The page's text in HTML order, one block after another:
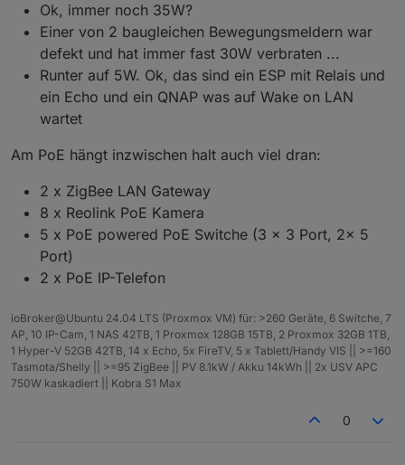
Ok, immer noch 35W?
Einer von 2 baugleichen Bewegungsmeldern war
defekt und hat immer fast 30W verbraten ...
Runter auf 5W. Ok, das sind ein ESP mit Relais und
ein Echo und ein QNAP was auf Wake on LAN
wartet
Am PoE hängt inzwischen halt auch viel dran:
2 x ZigBee LAN Gateway
8 x Reolink PoE Kamera
5 x PoE powered PoE Switche (3 x 3 Port, 2x 5
Port)
2 x PoE IP-Telefon
ioBroker@Ubuntu 24.04 LTS (Proxmox VM) für: >260 Geräte, 6 Switche, 7
AP, 10 IP-Cam, 1 NAS 42TB, 1 Proxmox 128GB 15TB, 2 Proxmox 32GB 1TB,
1 Hyper-V 52GB 42TB, 14 x Echo, 5x FireTV, 5 x Tablett/Handy VIS || >=160
Tasmota/Shelly || >=95 ZigBee || PV 8.1kW / Akku 14kWh || 2x USV APC
750W kaskadiert || Kobra S1 Max
0